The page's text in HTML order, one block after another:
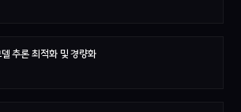
추론 최적화 및 경량화